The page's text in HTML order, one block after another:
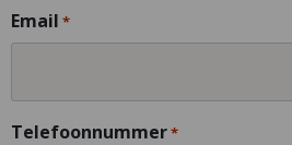
Email *
Telefoonnummer*